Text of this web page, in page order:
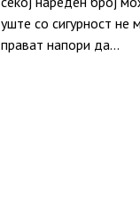
уште со сигурност не
прават напори да…